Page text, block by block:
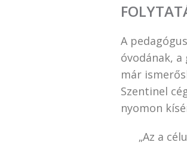
A
óvodának,
már
Szentinel
nyomon
„Az a